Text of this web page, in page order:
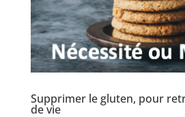
Supprimer le gluten, pour
de vie